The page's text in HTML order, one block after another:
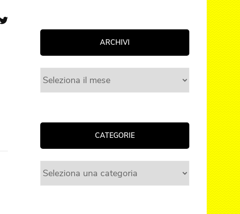
ARCHIVI
Archivi
CATEGORIE
Categorie